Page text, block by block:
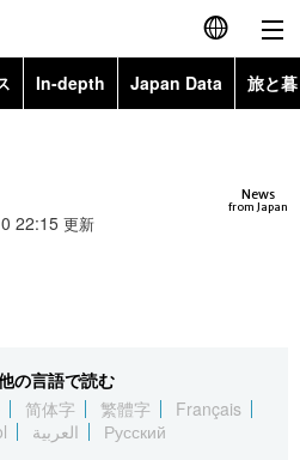
English
In-depth Japan Data 旅と
Images
News
from Japan
22:15 更新
の言語で読む
简体字 繁體字
Français
العربية Русский